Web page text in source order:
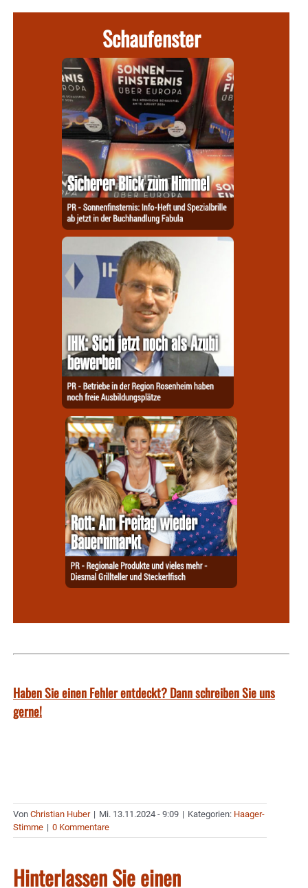
Schaufenster
Haben Sie einen Fehler entdeckt? Dann schreiben Sie uns
gerne!
Von Christian Huber | Mi. 13.11.2024 - 9:09 | Kategorien: Haager-
Stimme | 0 Kommentare
Hinterlassen Sie einen